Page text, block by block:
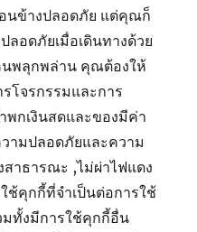
นข้างปลอดภัย แต่คุณก็
อดภัยเมื่อเดินทางด้วย
นพลุกพล่าน คุณต้องให้
โจรกรรมและการ
พกเงินสดและของมีค่า
ามปลอดภัยและความ
สาธารณะ ,ไม่ผ่าไฟแดง
ช้คุกกี้ที่จำเป็นต่อการใช้
มทั้งมีการใช้คุกกี้อื่น